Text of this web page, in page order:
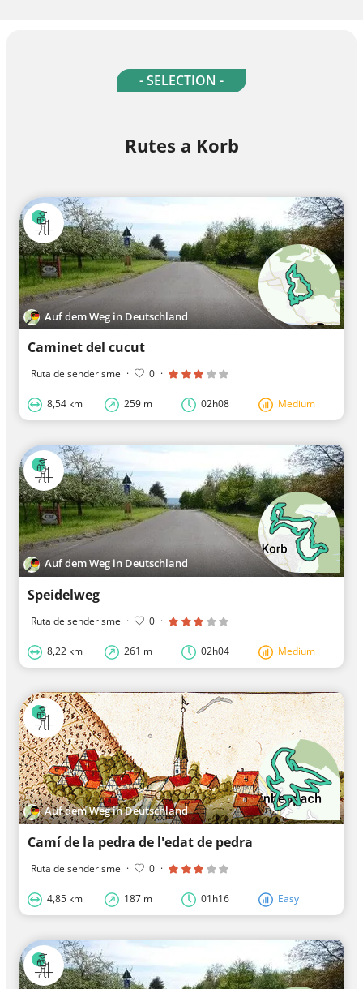
- SELECTION -
Rutes a Korb
Auf dem Weg in Deutschland
Caminet del cucut
Ruta de senderisme · 0 ·
8,54 km 259 m 02h08 Medium
Auf dem Weg in Deutschland
Speidelweg
Ruta de senderisme · 0 ·
8,22 km 261 m 02h04 Medium
Auf dem Weg in Deutschland
Camí de la pedra de l'edat de pedra
Ruta de senderisme · 0 ·
4,85 km 187 m 01h16 Easy